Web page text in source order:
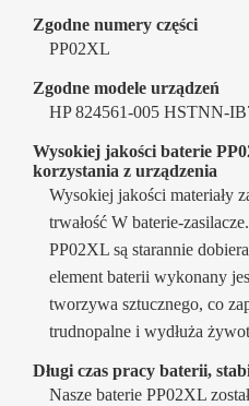
Zgodne numery części
PP02XL
Zgodne modele urządzeń
HP 824561-005 HSTNN-
Wysokiej jakości baterie
korzystania z urządzenia
Wysokiej jakości materiały
trwałość W baterie-
PP02XL są starannie
element baterii wykonany
tworzywa sztucznego, co
trudnopalne i wydłuża
Długi czas pracy baterii,
Nasze baterie PP02XL